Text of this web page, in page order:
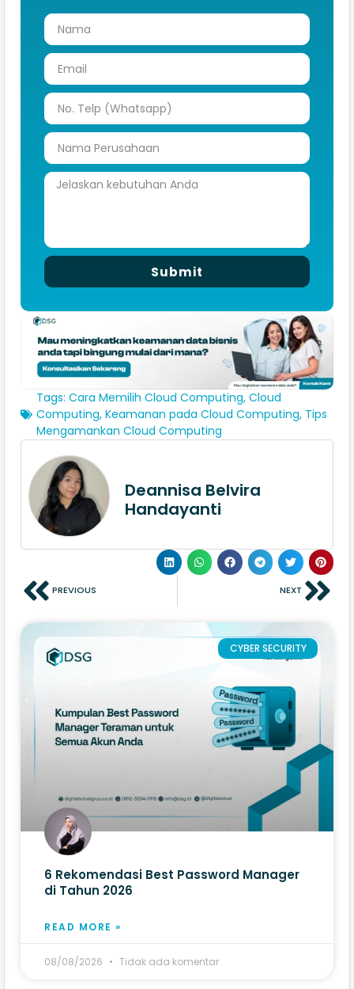
Submit
Tags: Cara Memilih Cloud Computing, Cloud
Computing, Keamanan pada Cloud Computing, Tips
Mengamankan Cloud Computing
Deannisa Belvira
Handayanti
PREVIOUS NEXT
CYBER SECURITY
6 Rekomendasi Best Password Manager
di Tahun 2026
READ MORE »
08/08/2026 Tidak ada komentar